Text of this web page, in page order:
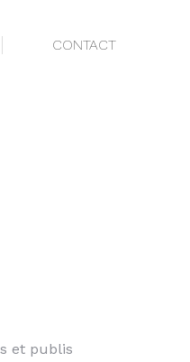
CONTACT
et publis
CONTACT